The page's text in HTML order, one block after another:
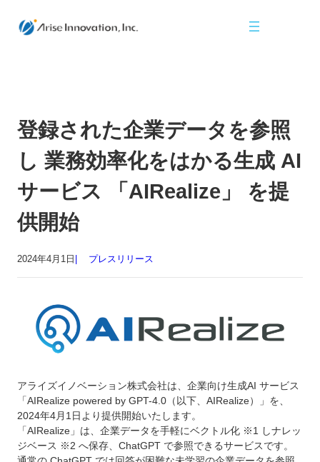
登録された企業データを参照
し 業務効率化をはかる生成 AI
サービス 「AIRealize」 を提
供開始
2024年4月1日 プレスリリース
アライズイノベーション株式会社は、企業向け生成AI サービス
「AIRealize powered by GPT-4.0（以下、AIRealize）」を、
2024年4月1日より提供開始いたします。
「AIRealize」は、企業データを手軽にベクトル化 ※1 しナレッ
ジベース ※2 へ保存、ChatGPT で参照できるサービスです。